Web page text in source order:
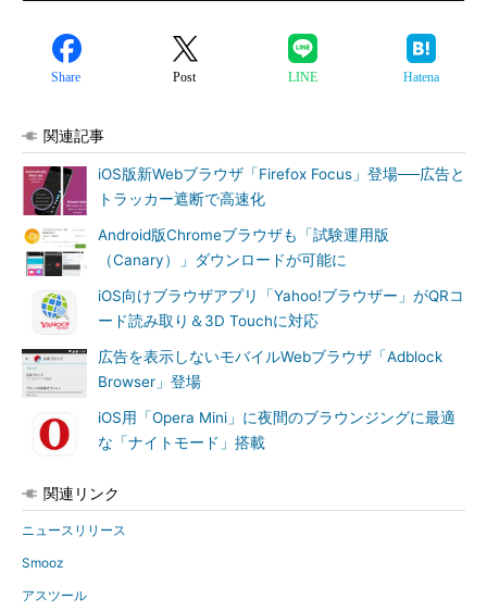
Share Post LINE Hatena
関連記事
iOS版新Webブラウザ「Firefox Focus」登場──広告と
トラッカー遮断で高速化
Android版Chromeブラウザも「試験運用版
（Canary）」ダウンロードが可能に
iOS向けブラウザアプリ「Yahoo!ブラウザー」がQRコ
ード読み取り＆3D Touchに対応
広告を表示しないモバイルWebブラウザ「Adblock
Browser」登場
iOS用「Opera Mini」に夜間のブラウンジングに最適
な「ナイトモード」搭載
関連リンク
ニュースリリース
Smooz
アスツール